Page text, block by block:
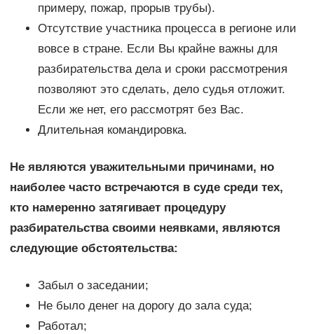
примеру, пожар, прорыв трубы).
Отсутствие участника процесса в регионе или
вовсе в стране. Если Вы крайне важны для
разбирательства дела и сроки рассмотрения
позволяют это сделать, дело судья отложит.
Если же нет, его рассмотрят без Вас.
Длительная командировка.
Не являются уважительными причинами, но
наиболее часто встречаются в суде среди тех,
кто намеренно затягивает процедуру
разбирательства своими неявками, являются
следующие обстоятельства:
Забыл о заседании;
Не было денег на дорогу до зала суда;
Работал;